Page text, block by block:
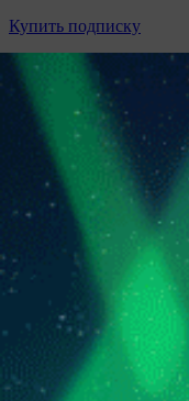
Купить подписку
Газета
Контакты
Обратная связь
ООО "Прессбол-91",
Минск, пр.
Министерством
в Государственный
Разработка сайта
Использовать форму